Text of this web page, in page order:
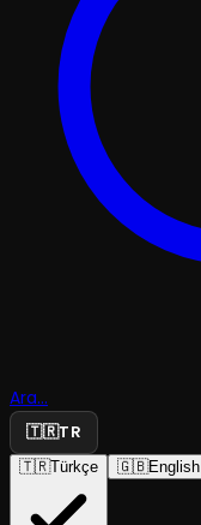
Ara...
🇹🇷TR
🇹🇷Türkçe 🇬🇧English